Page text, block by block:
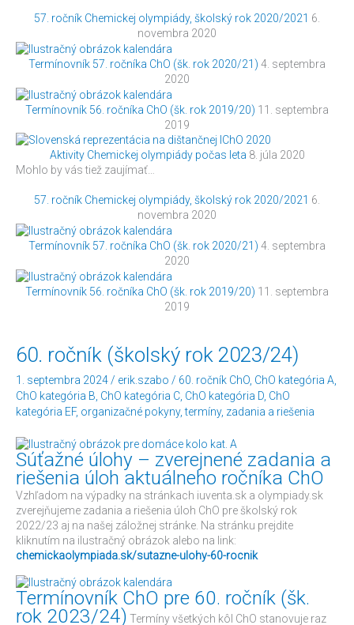
57. ročník Chemickej olympiády, školský rok 2020/2021 6.
novembra 2020
Termínovník 57. ročníka ChO (šk. rok 2020/21) 4. septembra
2020
Termínovník 56. ročníka ChO (šk. rok 2019/20) 11. septembra
2019
Aktivity Chemickej olympiády počas leta 8. júla 2020
Mohlo by vás tiež zaujímať…
57. ročník Chemickej olympiády, školský rok 2020/2021 6.
novembra 2020
Termínovník 57. ročníka ChO (šk. rok 2020/21) 4. septembra
2020
Termínovník 56. ročníka ChO (šk. rok 2019/20) 11. septembra
2019
60. ročník (školský rok 2023/24)
1. septembra 2024 / erik.szabo / 60. ročník ChO ChO kategória A
ChO kategória B ChO kategória C ChO kategória D ChO
kategória EF, organizačné pokyny,termíny, zadania a riešenia
Súťažné úlohy – zverejnené zadania a
riešenia úloh aktuálneho ročníka ChO
Vzhľadom na výpadky na stránkach iuventa.sk a olympiady.sk
zverejňujeme zadania a riešenia úloh ChO pre školský rok
2022/23 aj na našej záložnej stránke. Na stránku prejdite
kliknutím na ilustračný obrázok alebo na link:
chemickaolympiada.sk/sutazne-ulohy-60-rocnik
Termínovník ChO pre 60. ročník (šk.
rok 2023/24) Termíny všetkých kôl ChO stanovuje raz
60.
ročník
(školský
rok
2023/24)